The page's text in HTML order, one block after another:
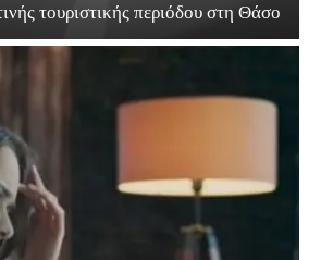
τουριστικής περιόδου στη Θάσο